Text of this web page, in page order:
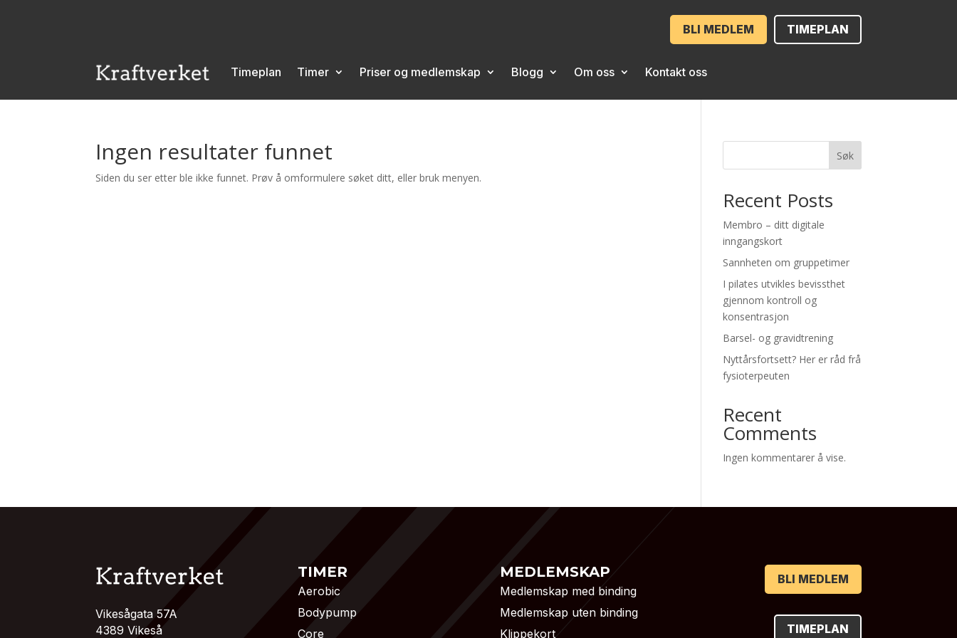
TIMEPLAN
BLI MEDLEM
Timeplan Timer Priser og medlemskap Blogg Om oss Kontakt oss
Ingen resultater funnet
Siden du ser etter ble ikke funnet. Prøv å omformulere søket ditt, eller bruk menyen.
Søk
Recent Posts
Membro – ditt digitale
inngangskort
Sannheten om gruppetimer
I pilates utvikles bevissthet
gjennom kontroll og
konsentrasjon
Barsel- og gravidtrening
Nyttårsfortsett? Her er råd frå
fysioterpeuten
Recent
Comments
Ingen kommentarer å vise.
Vikesågata 57A
4389 Vikeså
TIMER
Aerobic
Bodypump
Core
MEDLEMSKAP
Medlemskap med binding
Medlemskap uten binding
Klippekort
BLI MEDLEM
TIMEPLAN